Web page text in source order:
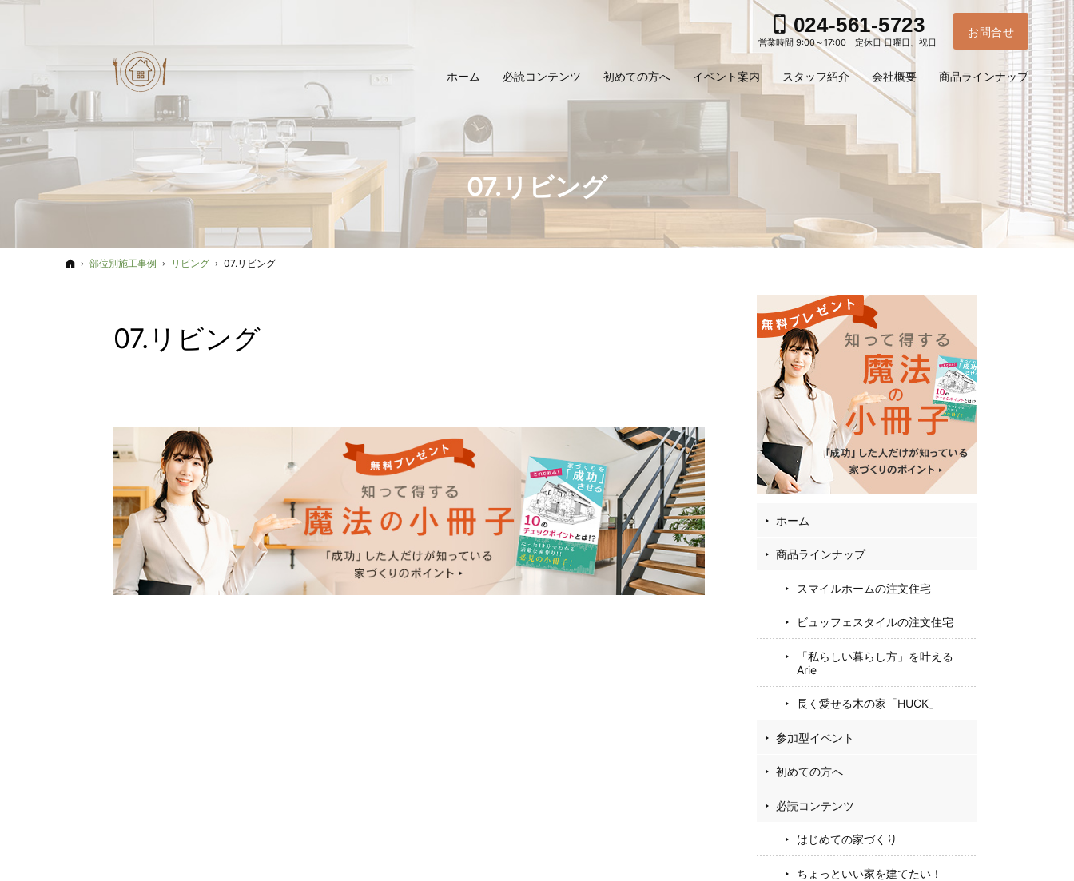
07.リビング
ホーム
部位別施工事例 リビング 07.リビング
07.リビング
ホーム
商品ラインナップ
スマイルホームの注文住宅
ビュッフェスタイルの注文住宅
「私らしい暮らし方」を叶える
Arie
長く愛せる木の家「HUCK」
参加型イベント
初めての方へ
必読コンテンツ
はじめての家づくり
ちょっといい家を建てたい！
ホーム 必読コンテンツ 初めての方へ イベント案内 スタッフ紹介 会社概要 商品ラインナップ
024-561-5723
営業時間 9:00～17:00 定休日 日曜日、祝日
お問合せ